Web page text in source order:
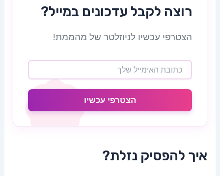
רוצה לקבל עדכונים במייל?
הצטרפי עכשיו לניוזלטר של מהממת!
הצטרפי עכשיו
איך להפסיק נזלת?